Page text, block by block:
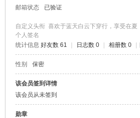
邮箱状态
已验证
自定义头衔 喜欢于蓝天白云下穿行，享受在夏
个人签名
统计信息 好友数 61 日志数 0 相册数 0
性别 保密
该会员签到详情
该会员从未签到
勋章